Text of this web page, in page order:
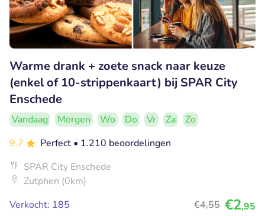
Warme drank + zoete snack naar keuze
(enkel of 10-strippenkaart) bij SPAR City
Enschede
Vandaag Morgen Wo Do Vr Za
Zo
9.7
Perfect • 1.210 beoordelingen
SPAR City Enschede
Zutphen (0km)
Verkocht: 185
€4,55 €2,95